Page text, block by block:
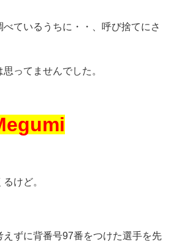
ているうちに・・、呼び捨てにさ
ってませんでした。
けど。
えずに背番号97番をつけた選手を先